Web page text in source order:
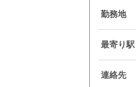
勤務地
最寄り駅
連絡先